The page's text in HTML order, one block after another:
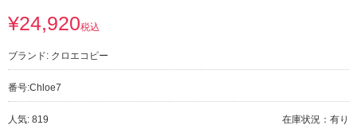
¥24,920税込
ブランド: クロエコピー
番号:Chloe7
人気: 819 在庫状況：有り